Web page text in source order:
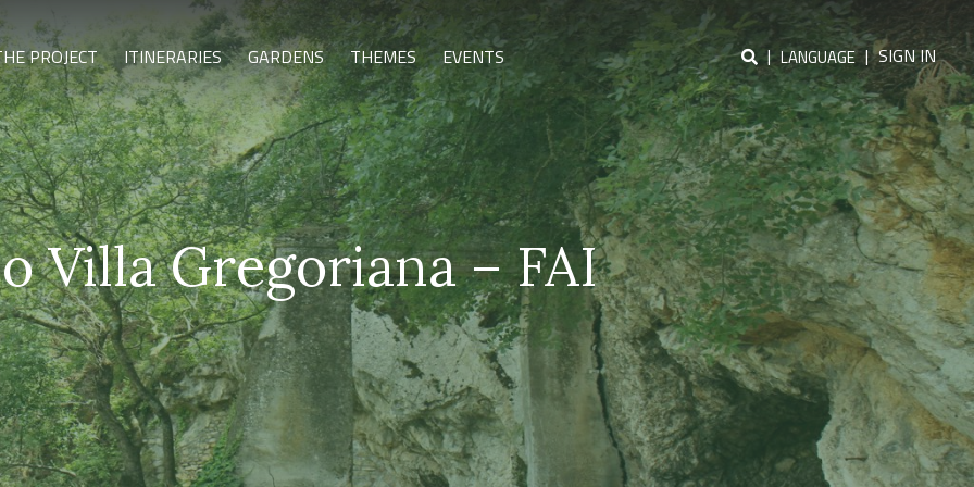
PROJECT ITINERARIES GARDENS THEMES EVENTS | LANGUAGE | SIGN IN
Villa Gregoriana – FAI